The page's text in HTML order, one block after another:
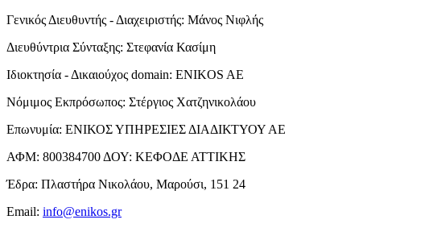
Γενικός Διευθυντής - Διαχειριστής: Μάνος Νιφλής
Διευθύντρια Σύνταξης: Στεφανία Κασίμη
Ιδιοκτησία - Δικαιούχος domain: ENIKOS AE
Νόμιμος Εκπρόσωπος: Στέργιος Χατζηνικολάου
Επωνυμία: ΕΝΙΚΟΣ ΥΠΗΡΕΣΙΕΣ ΔΙΑΔΙΚΤΥΟΥ ΑΕ
ΑΦΜ: 800384700 ΔΟΥ: ΚΕΦΟΔΕ ΑΤΤΙΚΗΣ
Έδρα: Πλαστήρα Νικολάου, Μαρούσι, 151 24
Email: info@enikos.gr